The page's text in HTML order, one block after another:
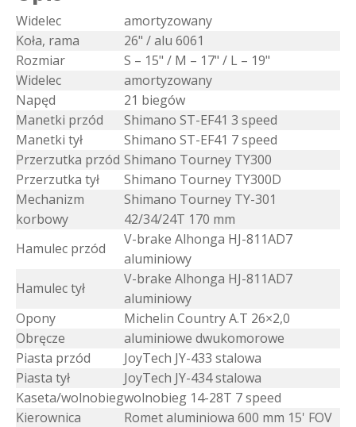
Widelec
amortyzowany
Koła, rama
26" / alu 6061
Rozmiar
S – 15" / M – 17" / L – 19"
Widelec
amortyzowany
Napęd
21 biegów
Manetki przód
Shimano ST-EF41 3 speed
Manetki tył
Shimano ST-EF41 7 speed
Przerzutka przód Shimano Tourney TY300
Przerzutka tył
Shimano Tourney TY300D
Mechanizm
korbowy
Shimano Tourney TY-301
42/34/24T 170 mm
Hamulec przód
V-brake Alhonga HJ-811AD7
aluminiowy
Hamulec tył
V-brake Alhonga HJ-811AD7
aluminiowy
Opony
Michelin Country A.T 26×2,0
Obręcze
aluminiowe dwukomorowe
Piasta przód
JoyTech JY-433 stalowa
Piasta tył
JoyTech JY-434 stalowa
Kaseta/wolnobiegwolnobieg 14-28T 7 speed
Kierownica
Romet aluminiowa 600 mm 15' FOV